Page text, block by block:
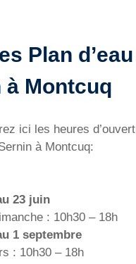
Plan
à Montcuq
ici les heures
à Montcuq:
23 juin
: 10h30 – 18h
1 septembre
: 10h30 – 18h